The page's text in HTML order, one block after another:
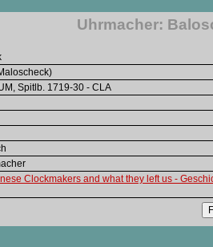
Uhrmacher:
Spitlb. 1719-30 - CLA
Clockmakers and what they left us -